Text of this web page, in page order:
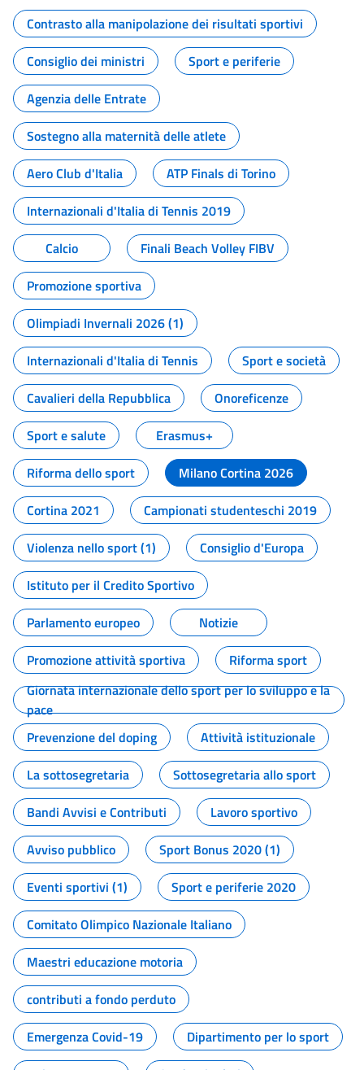
Contrasto alla manipolazione dei risultati sportivi
Consiglio dei ministri
Sport e periferie
Agenzia delle Entrate
Sostegno alla maternità delle atlete
Aero Club d'Italia
ATP Finals di Torino
Internazionali d'Italia di Tennis 2019
Calcio
Finali Beach Volley FIBV
Promozione sportiva
Olimpiadi Invernali 2026 (1)
Internazionali d'Italia di Tennis
Sport e società
Cavalieri della Repubblica
Onoreficenze
Sport e salute
Erasmus+
Riforma dello sport
Milano Cortina 2026
Cortina 2021
Campionati studenteschi 2019
Violenza nello sport (1)
Consiglio d'Europa
Istituto per il Credito Sportivo
Parlamento europeo
Notizie
Promozione attività sportiva
Riforma sport
Giornata internazionale dello sport per lo sviluppo e la
pace
Prevenzione del doping
Attività istituzionale
La sottosegretaria
Sottosegretaria allo sport
Bandi Avvisi e Contributi
Lavoro sportivo
Avviso pubblico
Sport Bonus 2020 (1)
Eventi sportivi (1)
Sport e periferie 2020
Comitato Olimpico Nazionale Italiano
Maestri educazione motoria
contributi a fondo perduto
Emergenza Covid-19
Dipartimento per lo sport